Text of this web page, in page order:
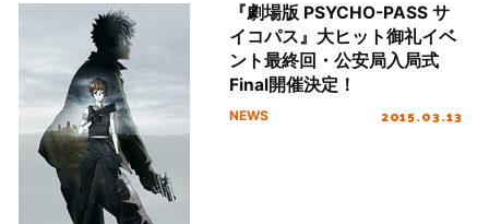
『劇場版 PSYCHO-PASS サ
イコパス』大ヒット御礼イベ
ント最終回・公安局入局式
Final開催決定！
NEWS 2015.03.13